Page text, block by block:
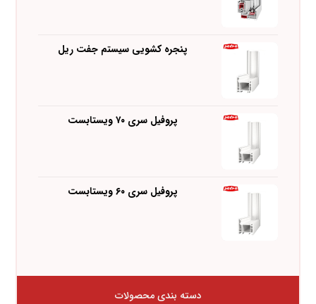
پنجره کشویی سیستم جفت ریل
پروفیل سری ۷۰ ویستابست
پروفیل سری ۶۰ ویستابست
دسته بندی محصولات